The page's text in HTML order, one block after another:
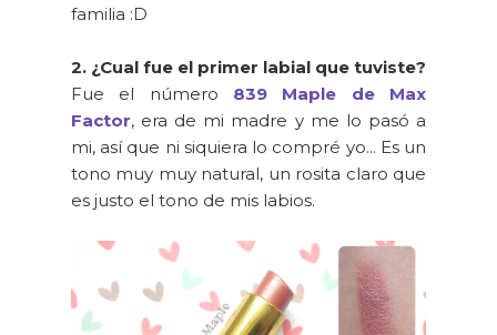
familia :D
2. ¿Cual fue el primer labial que tuviste?
Fue el número 839 Maple de Max
Factor, era de mi madre y me lo pasó a
mi, así que ni siquiera lo compré yo... Es un
tono muy muy natural, un rosita claro que
es justo el tono de mis labios.